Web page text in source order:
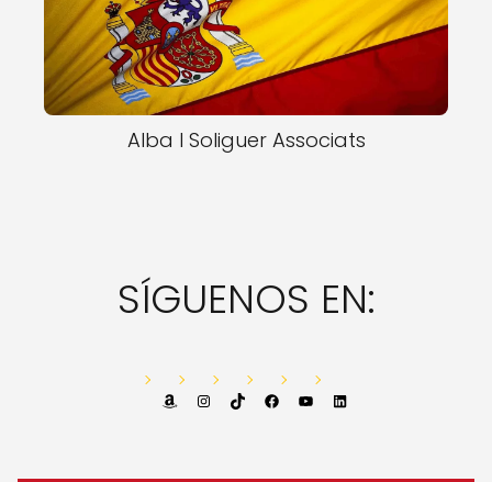
Alba I Soliguer Associats
SÍGUENOS EN:
AmazonInstagram
TikTok FacebookYouTube